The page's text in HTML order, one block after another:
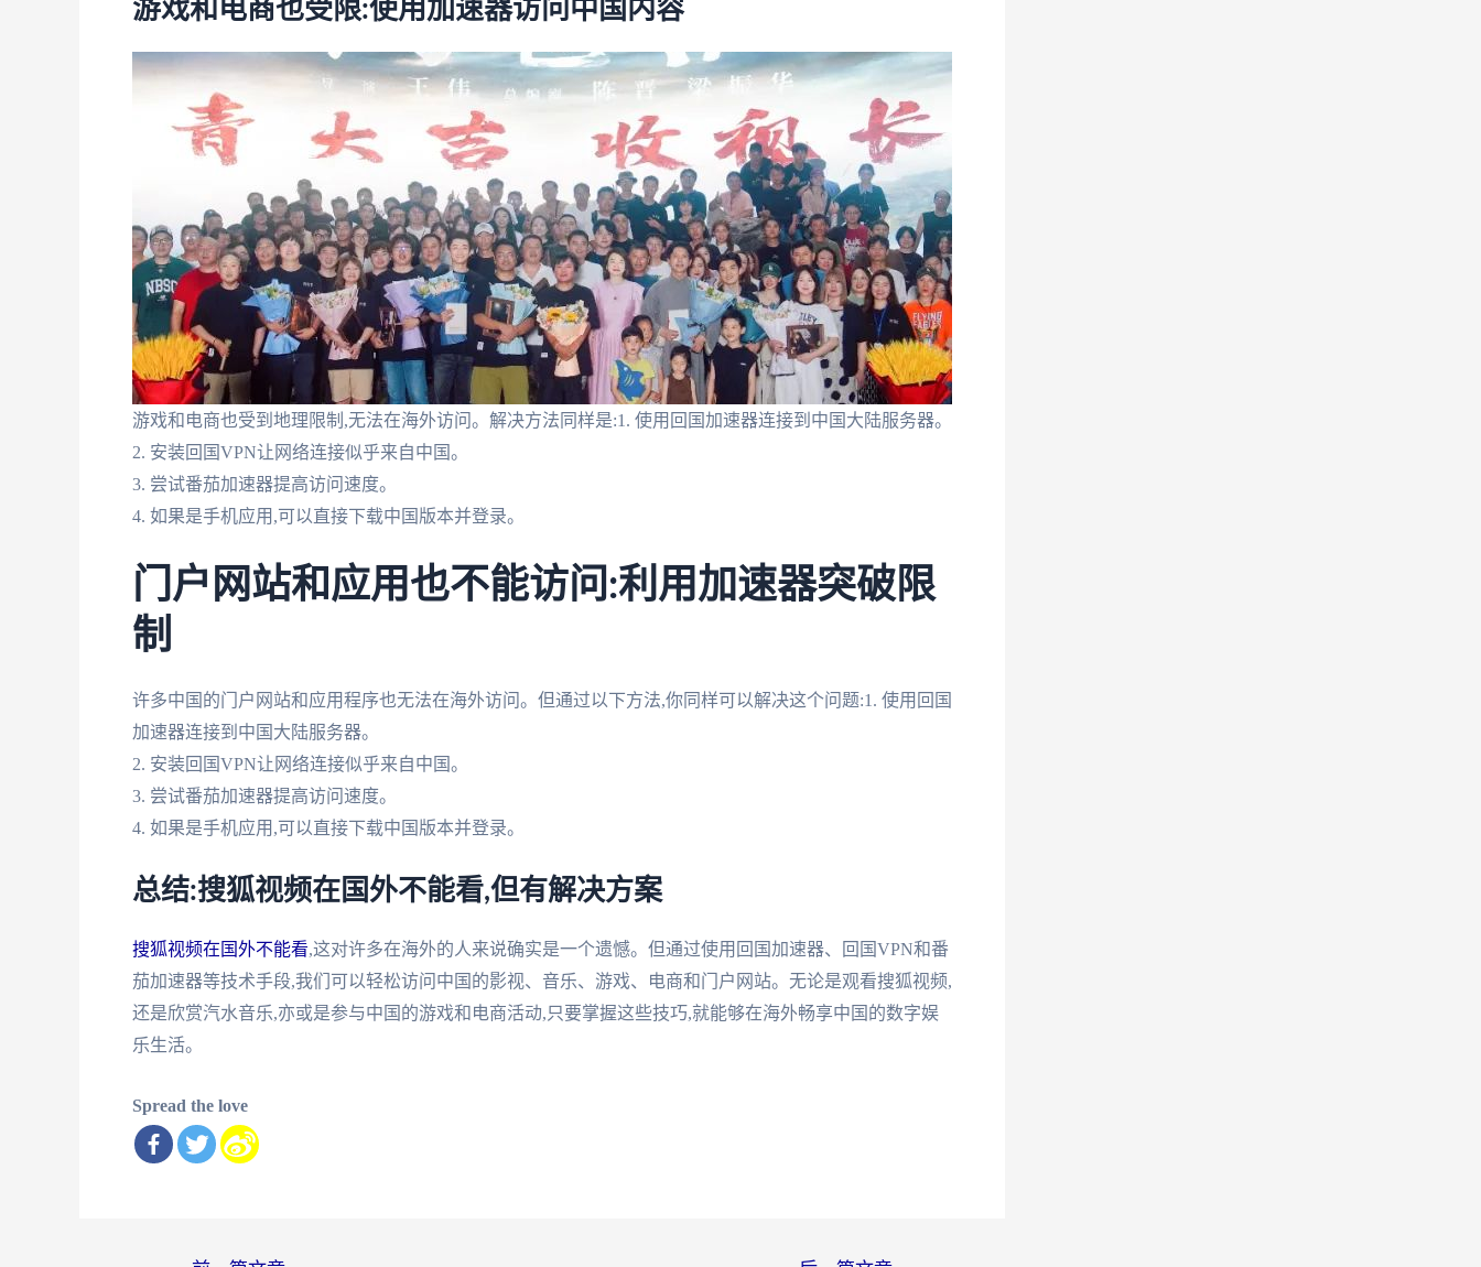
游戏和电商也受限:使用加速器访问中国内容
游戏和电商也受到地理限制,无法在海外访问。解决方法同样是:1. 使用回国加速器连接到中国大陆服务器。
2. 安装回国VPN让网络连接似乎来自中国。
3. 尝试番茄加速器提高访问速度。
4. 如果是手机应用,可以直接下载中国版本并登录。
门户网站和应用也不能访问:利用加速器突破限
制
许多中国的门户网站和应用程序也无法在海外访问。但通过以下方法,你同样可以解决这个问题:1. 使用回国
加速器连接到中国大陆服务器。
2. 安装回国VPN让网络连接似乎来自中国。
3. 尝试番茄加速器提高访问速度。
4. 如果是手机应用,可以直接下载中国版本并登录。
总结:搜狐视频在国外不能看,但有解决方案
搜狐视频在国外不能看,这对许多在海外的人来说确实是一个遗憾。但通过使用回国加速器、回国VPN和番
茄加速器等技术手段,我们可以轻松访问中国的影视、音乐、游戏、电商和门户网站。无论是观看搜狐视频,
还是欣赏汽水音乐,亦或是参与中国的游戏和电商活动,只要掌握这些技巧,就能够在海外畅享中国的数字娱
乐生活。
Spread the love